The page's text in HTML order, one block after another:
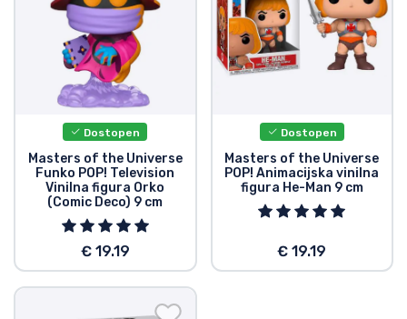
Dostopen
Masters of the Universe
Funko POP! Television
Vinilna figura Orko
(Comic Deco) 9 cm
€ 19.19
Dostopen
Masters of the Universe
POP! Animacijska vinilna
figura He-Man 9 cm
€ 19.19